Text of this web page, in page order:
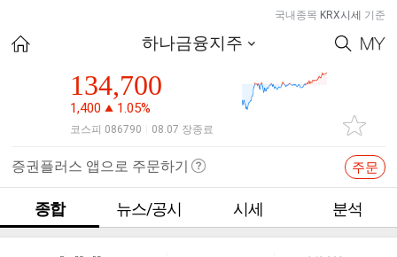
국내종목 KRX시세 기준
하나금융지주
134,700
1,400 1.05%
코스피 086790 08.07 장종료
증권플러스 앱으로 주문하기 주문
종합 뉴스/공시 시세 분석